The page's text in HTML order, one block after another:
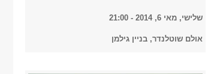
שלישי, מאי 6, 2014 - 21:00
אולם שוטלנדר, בניין גילמן